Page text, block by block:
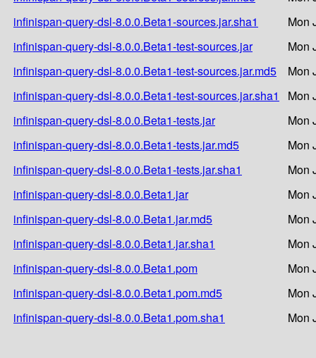
infinispan-query-dsl-8.0.0.Beta1-sources.jar.sha1
Mon
infinispan-query-dsl-8.0.0.Beta1-test-sources.jar
Mon
infinispan-query-dsl-8.0.0.Beta1-test-sources.jar.md5
Mon
infinispan-query-dsl-8.0.0.Beta1-test-sources.jar.sha1
Mon
infinispan-query-dsl-8.0.0.Beta1-tests.jar
Mon
infinispan-query-dsl-8.0.0.Beta1-tests.jar.md5
Mon
infinispan-query-dsl-8.0.0.Beta1-tests.jar.sha1
Mon
infinispan-query-dsl-8.0.0.Beta1.jar
Mon
infinispan-query-dsl-8.0.0.Beta1.jar.md5
Mon
infinispan-query-dsl-8.0.0.Beta1.jar.sha1
Mon
infinispan-query-dsl-8.0.0.Beta1.pom
Mon
infinispan-query-dsl-8.0.0.Beta1.pom.md5
Mon
infinispan-query-dsl-8.0.0.Beta1.pom.sha1
Mon